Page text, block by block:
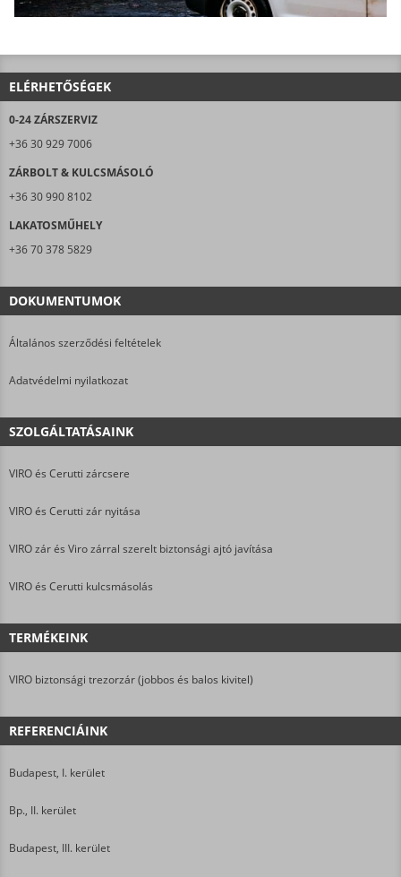
ELÉRHETŐSÉGEK
0-24 ZÁRSZERVIZ
+36 30 929 7006
ZÁRBOLT & KULCSMÁSOLÓ
+36 30 990 8102
LAKATOSMŰHELY
+36 70 378 5829
DOKUMENTUMOK
Általános szerződési feltételek
Adatvédelmi nyilatkozat
SZOLGÁLTATÁSAINK
VIRO és Cerutti zárcsere
VIRO és Cerutti zár nyitása
VIRO zár és Viro zárral szerelt biztonsági ajtó javítása
VIRO és Cerutti kulcsmásolás
TERMÉKEINK
VIRO biztonsági trezorzár (jobbos és balos kivitel)
REFERENCIÁINK
Budapest, I. kerület
Bp., II. kerület
Budapest, III. kerület